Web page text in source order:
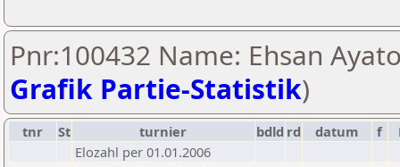
Pnr:100432 Name: Ehsan
Grafik Partie-Statistik)
tnr St turnier bdld rd datum f
Elozahl per 01.01.2006